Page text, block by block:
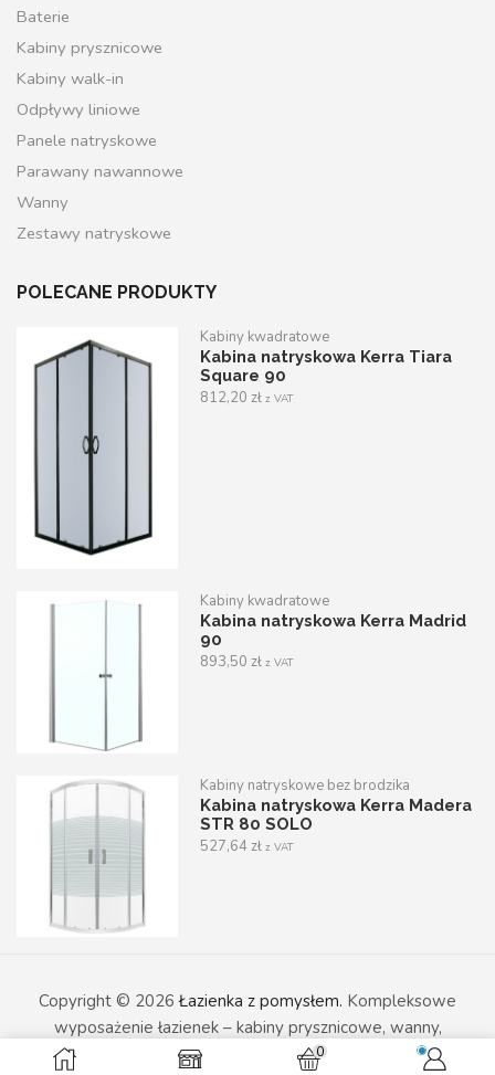
0
Baterie
Kabiny prysznicowe
Kabiny walk-in
Odpływy liniowe
Panele natryskowe
Parawany nawannowe
Wanny
Zestawy natryskowe
POLECANE PRODUKTY
Kabiny kwadratowe
Kabina natryskowa Kerra Tiara
Square 90
812,20zł z VAT
Kabiny kwadratowe
Kabina natryskowa Kerra Madrid
90
893,50zł z VAT
Kabiny natryskowe bez brodzika
Kabina natryskowa Kerra Madera
STR 80 SOLO
527,64zł z VAT
Copyright © 2026Łazienka z pomysłem. Kompleksowe
wyposażenie łazienek – kabiny prysznicowe, wanny,
umywalki i armatura sanitarna w nowoczesnym wydaniu.